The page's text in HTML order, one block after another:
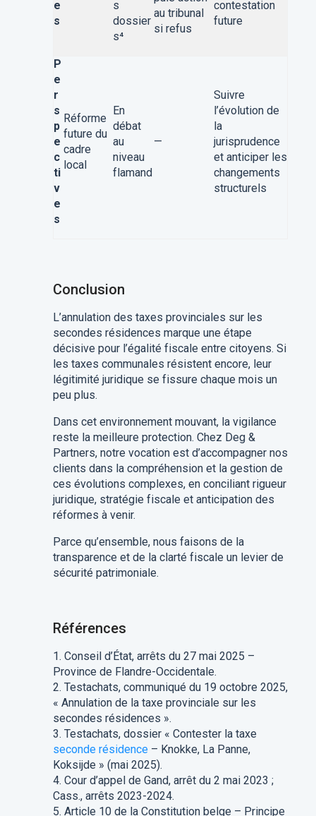
e
s
s
dossier
s⁴
au tribunal
si refus
contestation
future
P
e
r
s
p
e
c
ti
v
e
s
Réforme
future du
cadre
local
En
débat
au
niveau
flamand
—
Suivre
l’évolution de
la
jurisprudence
et anticiper les
changements
structurels
Conclusion
L’annulation des taxes provinciales sur les
secondes résidences marque une étape
décisive pour l’égalité fiscale entre citoyens. Si
les taxes communales résistent encore, leur
légitimité juridique se fissure chaque mois un
peu plus.
Dans cet environnement mouvant, la vigilance
reste la meilleure protection. Chez Deg &
Partners, notre vocation est d’accompagner nos
clients dans la compréhension et la gestion de
ces évolutions complexes, en conciliant rigueur
juridique, stratégie fiscale et anticipation des
réformes à venir.
Parce qu’ensemble, nous faisons de la
transparence et de la clarté fiscale un levier de
sécurité patrimoniale.
Références
1. Conseil d’État, arrêts du 27 mai 2025 –
Province de Flandre-Occidentale.
2. Testachats, communiqué du 19 octobre 2025,
« Annulation de la taxe provinciale sur les
secondes résidences ».
3. Testachats, dossier « Contester la taxe
seconde résidence– Knokke, La Panne,
Koksijde » (mai 2025).
4. Cour d’appel de Gand, arrêt du 2 mai 2023 ;
Cass., arrêts 2023-2024.
5. Article 10 de la Constitution belge – Principe